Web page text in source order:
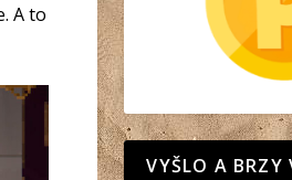
A to
VYŠLO A BRZY